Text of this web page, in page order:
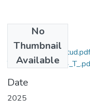
No
Thumbnail
Available
Grado de Similitud.pdf
Date
2025